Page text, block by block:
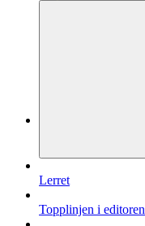
Lerret
Topplinjen i editoren